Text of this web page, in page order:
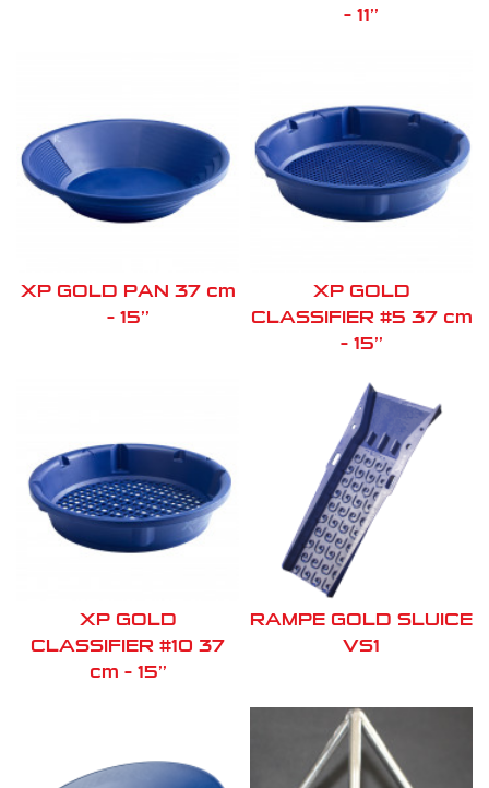
– 11’’
XP GOLD PAN 37 cm
– 15’’
XP GOLD
CLASSIFIER #5 37 cm
– 15’’
XP GOLD
CLASSIFIER #10 37
cm – 15’’
RAMPE GOLD SLUICE
VS1